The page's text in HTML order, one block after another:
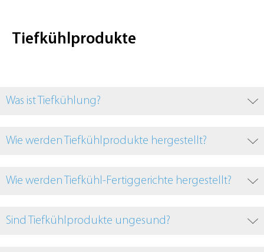
Tiefkühlprodukte
Was ist Tiefkühlung?
Wie werden Tiefkühlprodukte hergestellt?
Wie werden Tiefkühl-Fertiggerichte hergestellt?
Sind Tiefkühlprodukte ungesund?